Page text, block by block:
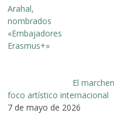
El
foco artístico internacional
7 de mayo de 2026